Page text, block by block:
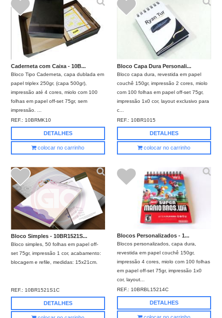
Caderneta com Caixa - 10B...
Bloco Tipo Caderneta, capa dublada em
papel triplex 250gr, (capa 500gr),
impressão até 4 cores, miolo com 100
folhas em papel off-set 75gr, sem
impressão. ...
REF.:10BRMK10
DETALHES
colocar no carrinho
Bloco Capa Dura Personali...
Bloco capa dura, revestida em papel
couchê 150gr, impressão 2 cores, miolo
com 100 folhas em papel off-set 75gr,
impressão 1x0 cor, layout exclusivo para
c...
REF.:10BR1015
DETALHES
colocar no carrinho
Bloco Simples - 10BR1521S...
Bloco simples, 50 folhas em papel off-
set 75gr, impressão 1 cor, acabamento:
blocagem e refile, medidas: 15x21cm.
REF.: 10BR1521S1C
DETALHES
Blocos Personalizados - 1...
Blocos personalizados, capa dura,
revestida em papel couchê 150gr,
impressão 4 cores, miolo com 100 folhas
em papel off-set 75gr, impressão 1x0
cor, layout...
REF.:10BRBL15214C
DETALHES